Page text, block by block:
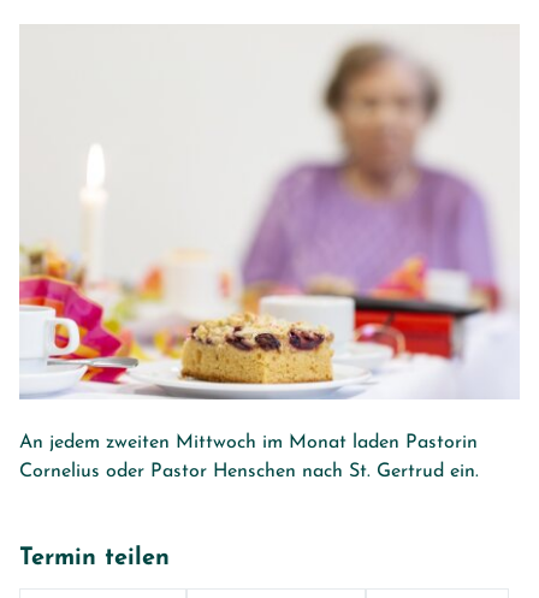
An jedem zweiten Mittwoch im Monat laden Pastorin
Cornelius oder Pastor Henschen nach St. Gertrud ein.
Termin teilen